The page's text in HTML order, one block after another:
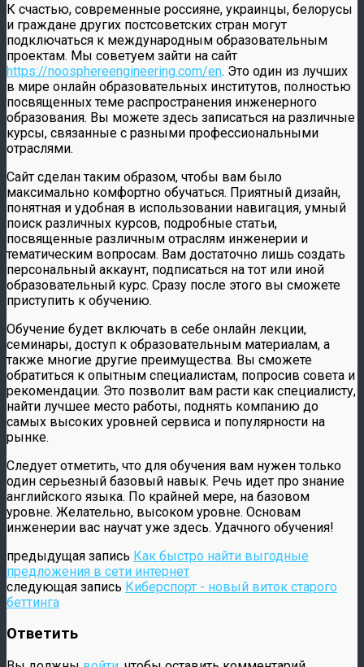
К счастью, современные россияне, украинцы, белорусы
и граждане других постсоветских стран могут
подключаться к международным образовательным
проектам. Мы советуем зайти на сайт
https://noosphereengineering.com/en. Это один из лучших
в мире онлайн образовательных институтов, полностью
посвященных теме распространения инженерного
образования. Вы можете здесь записаться на различные
курсы, связанные с разными профессиональными
отраслями.
Сайт сделан таким образом, чтобы вам было
максимально комфортно обучаться. Приятный дизайн,
понятная и удобная в использовании навигация, умный
поиск различных курсов, подробные статьи,
посвященные различным отраслям инженерии и
тематическим вопросам. Вам достаточно лишь создать
персональный аккаунт, подписаться на тот или иной
образовательный курс. Сразу после этого вы сможете
приступить к обучению.
Обучение будет включать в себе онлайн лекции,
семинары, доступ к образовательным материалам, а
также многие другие преимущества. Вы сможете
обратиться к опытным специалистам, попросив совета и
рекомендации. Это позволит вам расти как специалисту,
найти лучшее место работы, поднять компанию до
самых высоких уровней сервиса и популярности на
рынке.
Следует отметить, что для обучения вам нужен только
один серьезный базовый навык. Речь идет про знание
английского языка. По крайней мере, на базовом
уровне. Желательно, высоком уровне. Основам
инженерии вас научат уже здесь. Удачного обучения!
предыдущая запись Как быстро найти выгодные
предложения в сети интернет
следующая запись Киберспорт - новый виток старого
беттинга
Ответить